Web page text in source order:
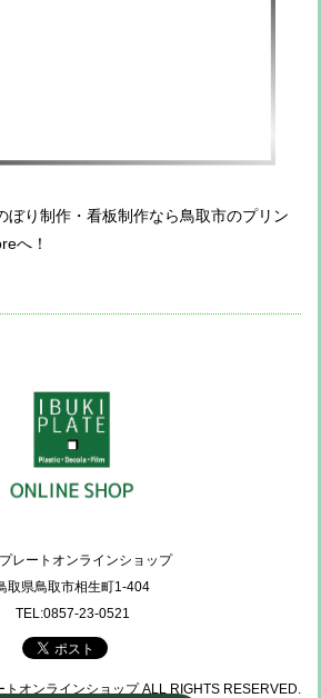
ぼり制作・看板制作なら鳥取市のプリン
へ！
レートオンラインショップ
取県鳥取市相生町1-404
TEL:0857-23-0521
オンラインショップ ALL RIGHTS RESERVED.